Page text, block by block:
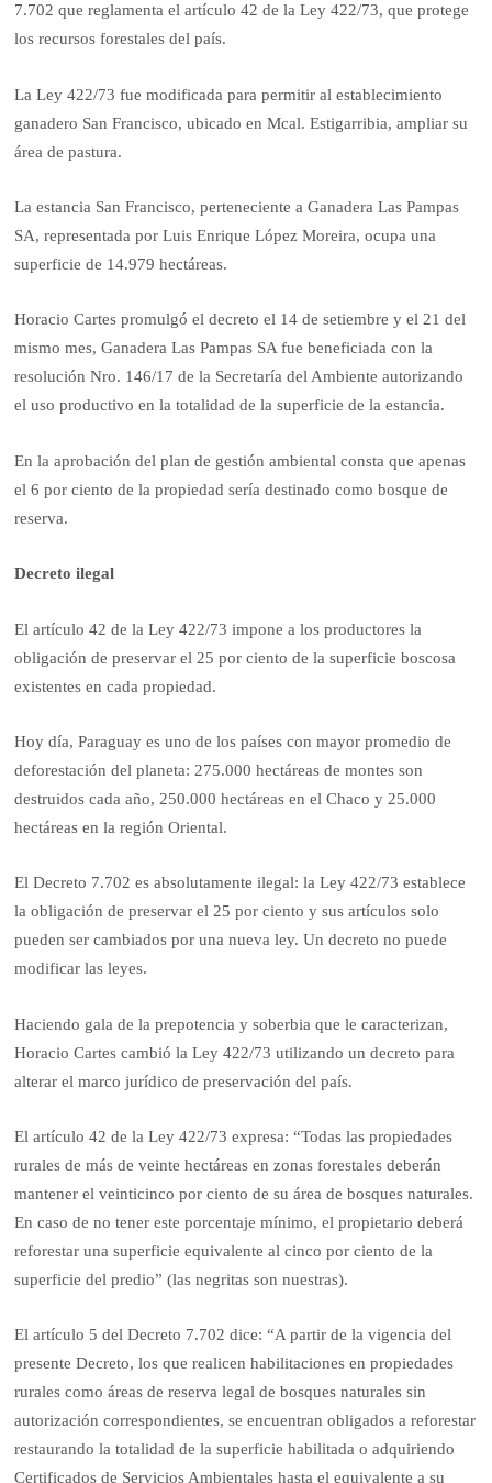
7.702 que reglamenta el artículo 42 de la Ley 422/73, que protege
los recursos forestales del país.
La Ley 422/73 fue modificada para permitir al establecimiento
ganadero San Francisco, ubicado en Mcal. Estigarribia, ampliar su
área de pastura.
La estancia San Francisco, perteneciente a Ganadera Las Pampas
SA, representada por Luis Enrique López Moreira, ocupa una
superficie de 14.979 hectáreas.
Horacio Cartes promulgó el decreto el 14 de setiembre y el 21 del
mismo mes, Ganadera Las Pampas SA fue beneficiada con la
resolución Nro. 146/17 de la Secretaría del Ambiente autorizando
el uso productivo en la totalidad de la superficie de la estancia.
En la aprobación del plan de gestión ambiental consta que apenas
el 6 por ciento de la propiedad sería destinado como bosque de
reserva.
Decreto ilegal
El artículo 42 de la Ley 422/73 impone a los productores la
obligación de preservar el 25 por ciento de la superficie boscosa
existentes en cada propiedad.
Hoy día, Paraguay es uno de los países con mayor promedio de
deforestación del planeta: 275.000 hectáreas de montes son
destruidos cada año, 250.000 hectáreas en el Chaco y 25.000
hectáreas en la región Oriental.
El Decreto 7.702 es absolutamente ilegal: la Ley 422/73 establece
la obligación de preservar el 25 por ciento y sus artículos solo
pueden ser cambiados por una nueva ley. Un decreto no puede
modificar las leyes.
Haciendo gala de la prepotencia y soberbia que le caracterizan,
Horacio Cartes cambió la Ley 422/73 utilizando un decreto para
alterar el marco jurídico de preservación del país.
El artículo 42 de la Ley 422/73 expresa: “Todas las propiedades
rurales de más de veinte hectáreas en zonas forestales deberán
mantener el veinticinco por ciento de su área de bosques naturales.
En caso de no tener este porcentaje mínimo, el propietario deberá
reforestar una superficie equivalente al cinco por ciento de la
superficie del predio” (las negritas son nuestras).
El artículo 5 del Decreto 7.702 dice: “A partir de la vigencia del
presente Decreto, los que realicen habilitaciones en propiedades
rurales como áreas de reserva legal de bosques naturales sin
autorización correspondientes, se encuentran obligados a reforestar
restaurando la totalidad de la superficie habilitada o adquiriendo
Certificados de Servicios Ambientales hasta el equivalente a su